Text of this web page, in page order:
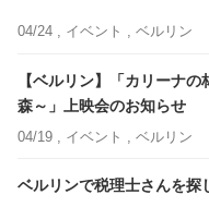
04/24 , イベント , ベルリン
【ベルリン】「カリーナ
森～」上映会のお知らせ
04/19 , イベント , ベルリン
ベルリンで税理士さんを探